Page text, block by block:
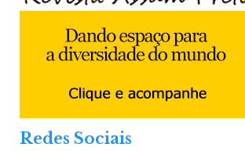
Redes Sociais